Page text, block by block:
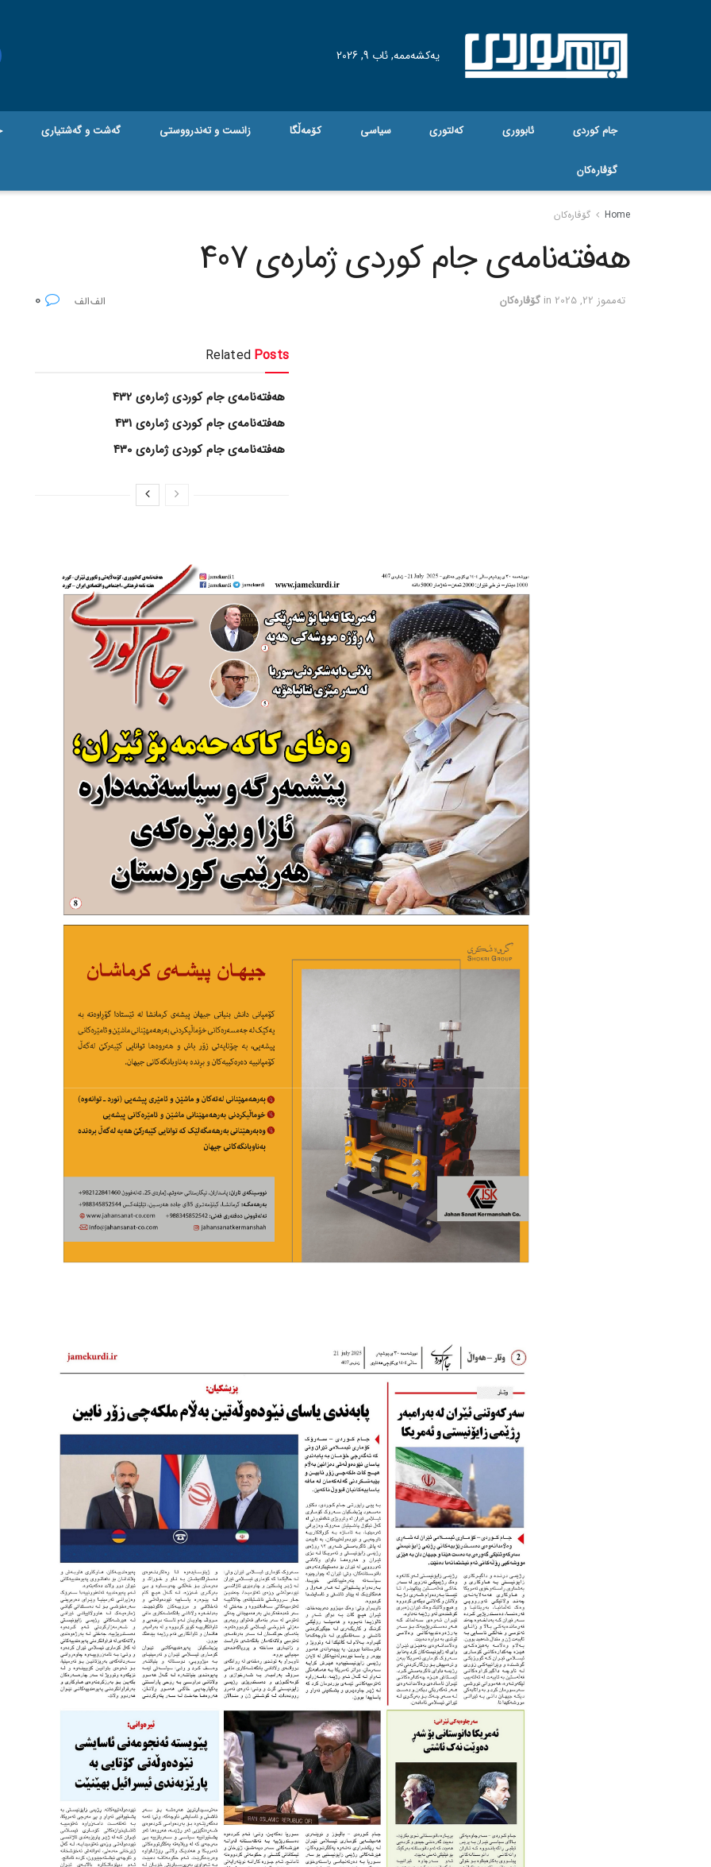
یەکشەممە, ئاب 9, 2026
جام کوردی ئابووری کەلتوری سیاسی کۆمەڵگا زانست و تەندرووستی گه‌شت و گه‌شتیاری
گۆڤاره‌کان
Home گۆڤاره‌کان
هەفتەنامەی جام کوردی ژمارەی 407
ته‌مموز 22, 2025 in گۆڤاره‌کان
Related Posts
هەفتەنامەی جام کوردی ژمارەی 432
هەفتەنامەی جام کوردی ژمارەی 431
هەفتەنامەی جام کوردی ژمارەی 430